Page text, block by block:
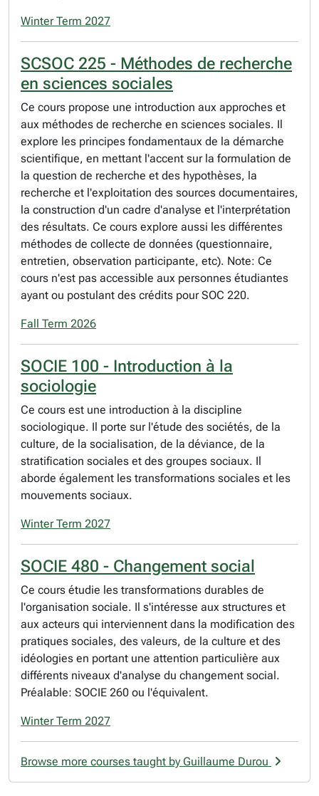
Winter Term 2027
SCSOC 225 - Méthodes de recherche
en sciences sociales
Ce cours propose une introduction aux approches et
aux méthodes de recherche en sciences sociales. Il
explore les principes fondamentaux de la démarche
scientifique, en mettant l'accent sur la formulation de
la question de recherche et des hypothèses, la
recherche et l'exploitation des sources documentaires,
la construction d'un cadre d'analyse et l'interprétation
des résultats. Ce cours explore aussi les différentes
méthodes de collecte de données (questionnaire,
entretien, observation participante, etc). Note: Ce
cours n'est pas accessible aux personnes étudiantes
ayant ou postulant des crédits pour SOC 220.
Fall Term 2026
SOCIE 100 - Introduction à la
sociologie
Ce cours est une introduction à la discipline
sociologique. Il porte sur l'étude des sociétés, de la
culture, de la socialisation, de la déviance, de la
stratification sociales et des groupes sociaux. Il
aborde également les transformations sociales et les
mouvements sociaux.
Winter Term 2027
SOCIE 480 - Changement social
Ce cours étudie les transformations durables de
l'organisation sociale. Il s'intéresse aux structures et
aux acteurs qui interviennent dans la modification des
pratiques sociales, des valeurs, de la culture et des
idéologies en portant une attention particulière aux
différents niveaux d'analyse du changement social.
Préalable: SOCIE 260 ou l'équivalent.
Winter Term 2027
Browse more courses taught by Guillaume Durou